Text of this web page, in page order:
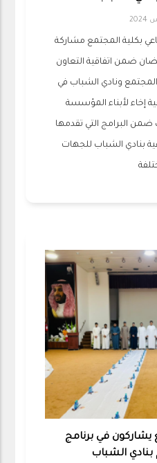
بكلية المجتمع مشاركة
يوم الاثنين 15 رمضان ضمن اتفاقية التعاون
ونادي الشباب في
إخاء لأبناء المؤسسة
ضمن البرامج التي تقدمها
بنادي الشباب للجهات
في برنامج
الشباب